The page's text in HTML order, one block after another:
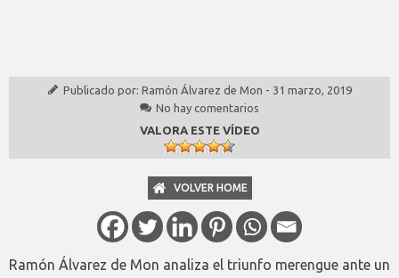
Publicado por: Ramón Álvarez de Mon - 31 marzo, 2019
No hay comentarios
VALORA ESTE VÍDEO
VOLVER HOME
Ramón Álvarez de Mon analiza el triunfo merengue ante un